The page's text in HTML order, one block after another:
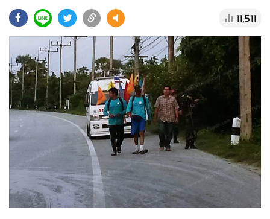
• Good health & Well-being
• Green Innovation & SD
• Management & HR
• MGR Live
•
Infographic
• การเมือง
• ท่องเที่ยว
• ต่างประเทศ
• Special Scoop
• เศรษฐกิจ-ธุรกิจ
11,511